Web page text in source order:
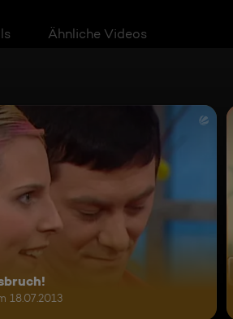
Ähnliche Videos
18.07.2013